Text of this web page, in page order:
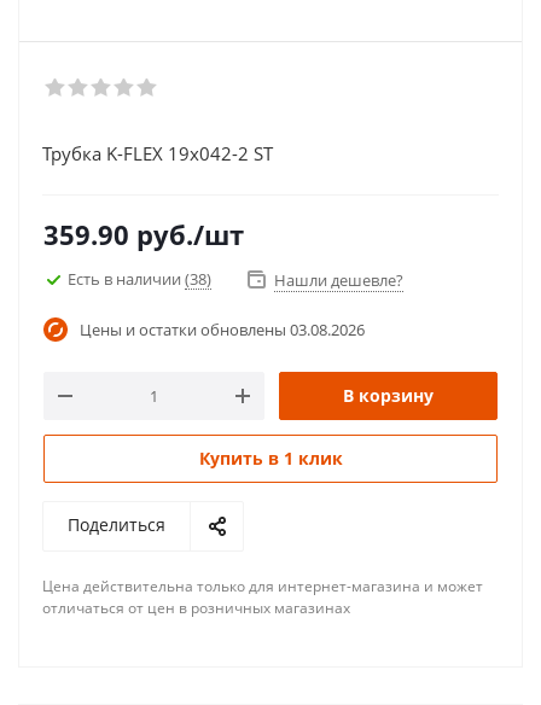
Трубка K-FLEX 19x042-2 ST
359.90 руб./шт
Есть в наличии (38) Нашли дешевле?
Цены и остатки обновлены 03.08.2026
В корзину
Купить в 1 клик
Поделиться
Цена действительна только для интернет-магазина и может
отличаться от цен в розничных магазинах